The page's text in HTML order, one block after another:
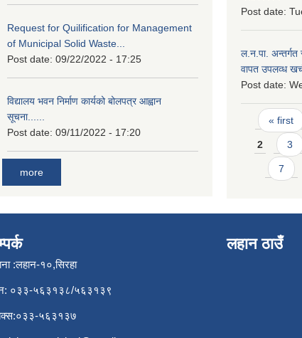
Request for Quilification for Management
of Municipal Solid Waste...
Post date: 09/22/2022 - 17:25
विद्यालय भवन निर्माण कार्यको बोलपत्र आह्वान
सूचना......
Post date: 09/11/2022 - 17:20
more
Post date:
ल.न.पा. अन्तर्गत
वापत उपलव्ध
Post date:
Pages
« first
2 3
7
:लहान-१०,सिरहा
०३३-५६३१३८/५६३१३९
५६३१३७
लहान ठाउँ